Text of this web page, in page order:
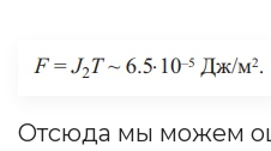
Отсюда мы можем